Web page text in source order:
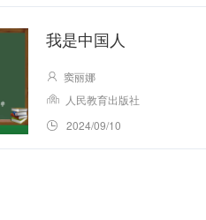
文
年
级 ·
上
我是中国人
窦丽娜
人民教育出版社
2024/09/10